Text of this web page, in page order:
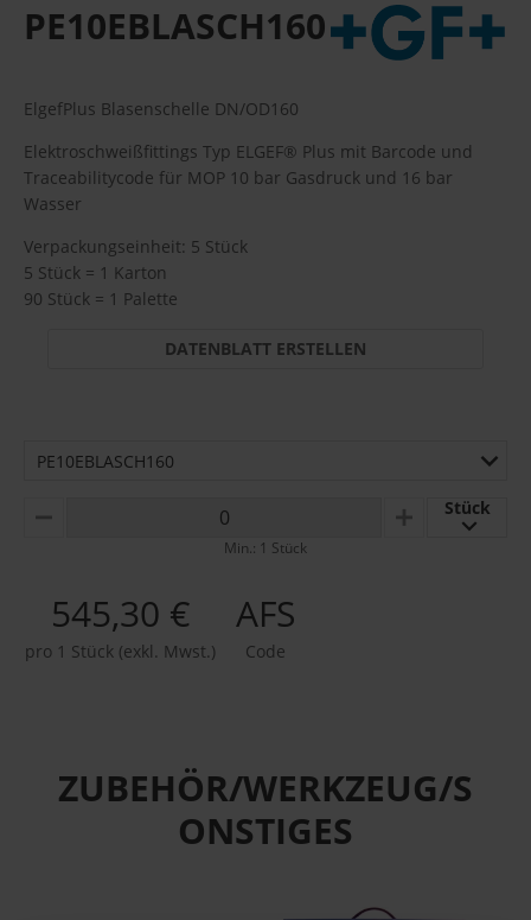
PE10EBLASCH160
ElgefPlus Blasenschelle DN/OD160
Elektroschweißfittings Typ ELGEF® Plus mit Barcode und
Traceabilitycode für MOP 10 bar Gasdruck und 16 bar
Wasser
Verpackungseinheit: 5 Stück
5 Stück = 1 Karton
90 Stück = 1 Palette
DATENBLATT ERSTELLEN
PE10EBLASCH160
MINUS PLUS
Stück
Min.: 1 Stück
545,30 €
pro 1 Stück (exkl. Mwst.)
AFS
Code
ZUBEHÖR/WERKZEUG/S
ONSTIGES